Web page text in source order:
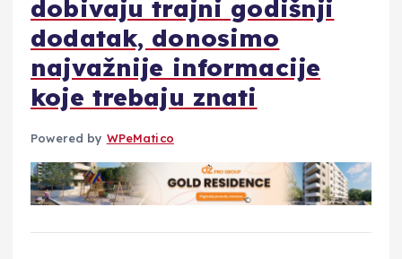
dobivaju trajni godišnji
dodatak, donosimo
najvažnije informacije
koje trebaju znati
Powered by WPeMatico